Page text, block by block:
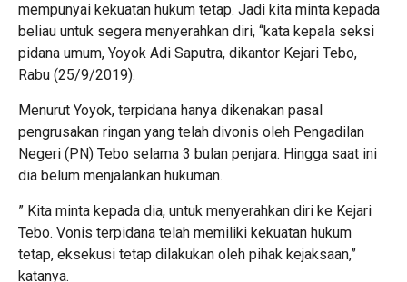
mempunyai kekuatan hukum tetap. Jadi kita minta kepada
beliau untuk segera menyerahkan diri, “kata kepala seksi
pidana umum, Yoyok Adi Saputra, dikantor Kejari Tebo,
Rabu (25/9/2019).
Menurut Yoyok, terpidana hanya dikenakan pasal
pengrusakan ringan yang telah divonis oleh Pengadilan
Negeri (PN) Tebo selama 3 bulan penjara. Hingga saat ini
dia belum menjalankan hukuman.
” Kita minta kepada dia, untuk menyerahkan diri ke Kejari
Tebo. Vonis terpidana telah memiliki kekuatan hukum
tetap, eksekusi tetap dilakukan oleh pihak kejaksaan,”
katanya.